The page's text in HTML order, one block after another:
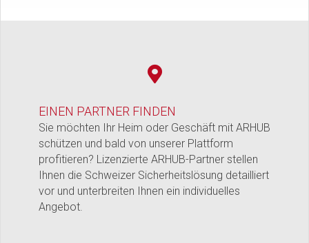
EINEN PARTNER FINDEN
Sie möchten Ihr Heim oder Geschäft mit ARHUB
schützen und bald von unserer Plattform
profitieren? Lizenzierte ARHUB-Partner stellen
Ihnen die Schweizer Sicherheitslösung detailliert
vor und unterbreiten Ihnen ein individuelles
Angebot.